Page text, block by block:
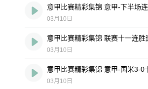
03月10日
03月10日
03月10日